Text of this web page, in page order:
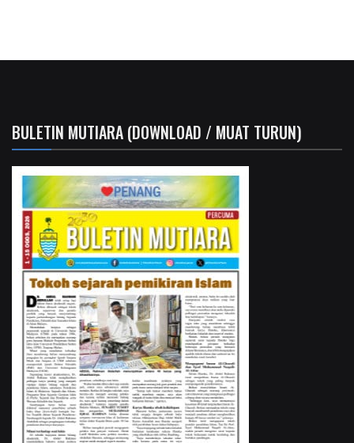
BULETIN MUTIARA (DOWNLOAD / MUAT TURUN)